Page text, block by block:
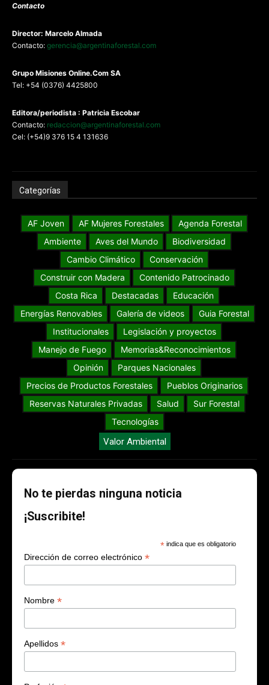
Contacto
Director: Marcelo Almada
Contacto: gerencia@argentinaforestal.com
Grupo Misiones Online.Com SA
Tel: +54 (0376) 4425800
Editora/periodista : Patricia Escobar
Contacto: redaccion@argentinaforestal.com
Cel: (+54)9 376 15 4 131636
Categorías
AF Joven AF Mujeres Forestales
Agenda Forestal
Ambiente
Aves del Mundo
Biodiversidad
Cambio Climático
Conservación
Construir con Madera
Contenido Patrocinado
Costa Rica
Destacadas
Educación
Energías Renovables
Galería de videos
Guia Forestal
Institucionales
Legislación y proyectos
Manejo de Fuego
Memorias&Reconocimientos
Opinión
Parques Nacionales
Precios de Productos Forestales
Pueblos Originarios
Reservas Naturales Privadas
Salud
Sur Forestal
Tecnologías
Valor Ambiental
No te pierdas ninguna noticia
¡Suscribite!
* indica que es obligatorio
Dirección de correo electrónico *
Nombre *
Apellidos *